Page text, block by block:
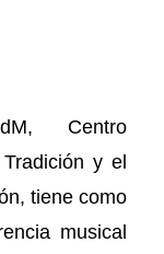
Centro
y el
tiene como
musical